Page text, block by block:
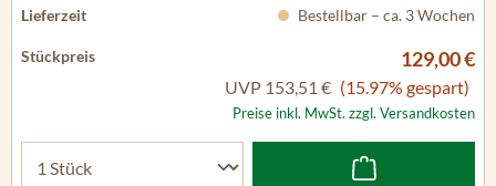
Bestellbar – ca. 3 Wochen
129,00 €
UVP 153,51 € (15.97% gespart)
Preise inkl. MwSt. zzgl. Versandkosten